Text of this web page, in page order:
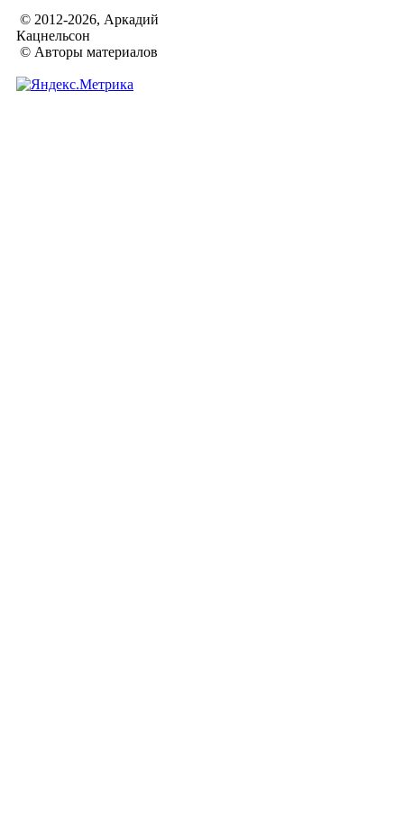
© 2012-2026, Аркадий
Кацнельсон
© Авторы материалов